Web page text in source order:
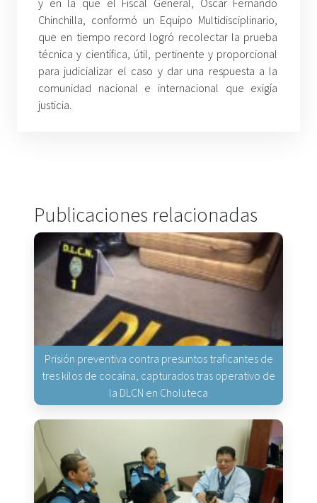
y en la que el Fiscal General, Oscar Fernando
Chinchilla, conformó un Equipo Multidisciplinario,
que en tiempo record logró recolectar la prueba
técnica y científica, útil, pertinente y proporcional
para judicializar el caso y dar una respuesta a la
comunidad nacional e internacional que exigía
justicia.
Publicaciones relacionadas
Prisión preventiva contra presuntos traficantes de
tres kilos de cocaína, capturados tras operativo de
la DLCN en Choluteca